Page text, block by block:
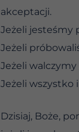
akceptacji.
Jeżeli jesteśmy
Jeżeli
Jeżeli
Jeżeli wszystko
Dzisiaj, Boże,